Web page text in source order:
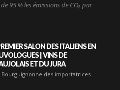
95 % les émissions de CO₂ par
SALON DES ITALIENS EN
| VINS DE
ET DU JURA
Bourguignonne des importatrices